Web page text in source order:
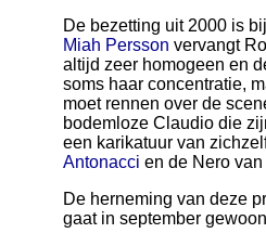
De bezetting uit 2000 is
Miah Persson vervangt
altijd zeer homogeen en
soms haar concentratie,
moet rennen over de
bodemloze Claudio die
een karikatuur van
Antonacci en de Nero van
De herneming van deze
gaat in september